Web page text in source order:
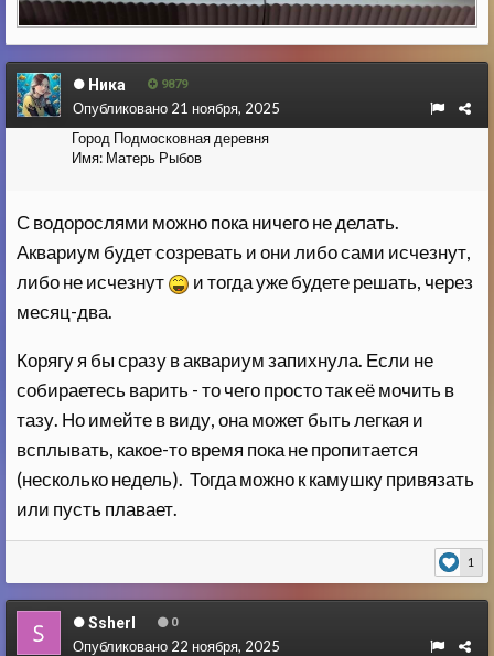
Ника 9879
Город Подмосковная деревня
Имя: Матерь Рыбов
Опубликовано 21 ноября, 2025
С водорослями можно пока ничего не делать.
Аквариум будет созревать и они либо сами исчезнут,
либо не исчезнут
и тогда уже будете решать, через
месяц-два.
Корягу я бы сразу в аквариум запихнула. Если не
собираетесь варить - то чего просто так её мочить в
тазу. Но имейте в виду, она может быть легкая и
всплывать, какое-то время пока не пропитается
(несколько недель). Тогда можно к камушку привязать
или пусть плавает.
1
Ssherl 0
Опубликовано 22 ноября, 2025